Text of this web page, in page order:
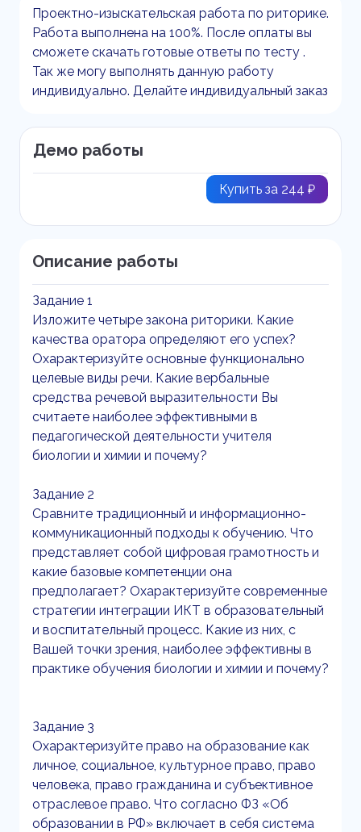
Проектно-изыскательская работа по риторике.
Работа выполнена на 100%. После оплаты вы
сможете скачать готовые ответы по тесту .
Так же могу выполнять данную работу
индивидуально. Делайте индивидуальный заказ
Демо работы
Купить за 244 ₽
Описание работы
Задание 1
Изложите четыре закона риторики. Какие
качества оратора определяют его успех?
Охарактеризуйте основные функционально
целевые виды речи. Какие вербальные
средства речевой выразительности Вы
считаете наиболее эффективными в
педагогической деятельности учителя
биологии и химии и почему?
Задание 2
Сравните традиционный и информационно-
коммуникационный подходы к обучению. Что
представляет собой цифровая грамотность и
какие базовые компетенции она
предполагает? Охарактеризуйте современные
стратегии интеграции ИКТ в образовательный
и воспитательный процесс. Какие из них, с
Вашей точки зрения, наиболее эффективны в
практике обучения биологии и химии и почему?
Задание 3
Охарактеризуйте право на образование как
личное, социальное, культурное право, право
человека, право гражданина и субъективное
отраслевое право. Что согласно ФЗ «Об
образовании в РФ» включает в себя система